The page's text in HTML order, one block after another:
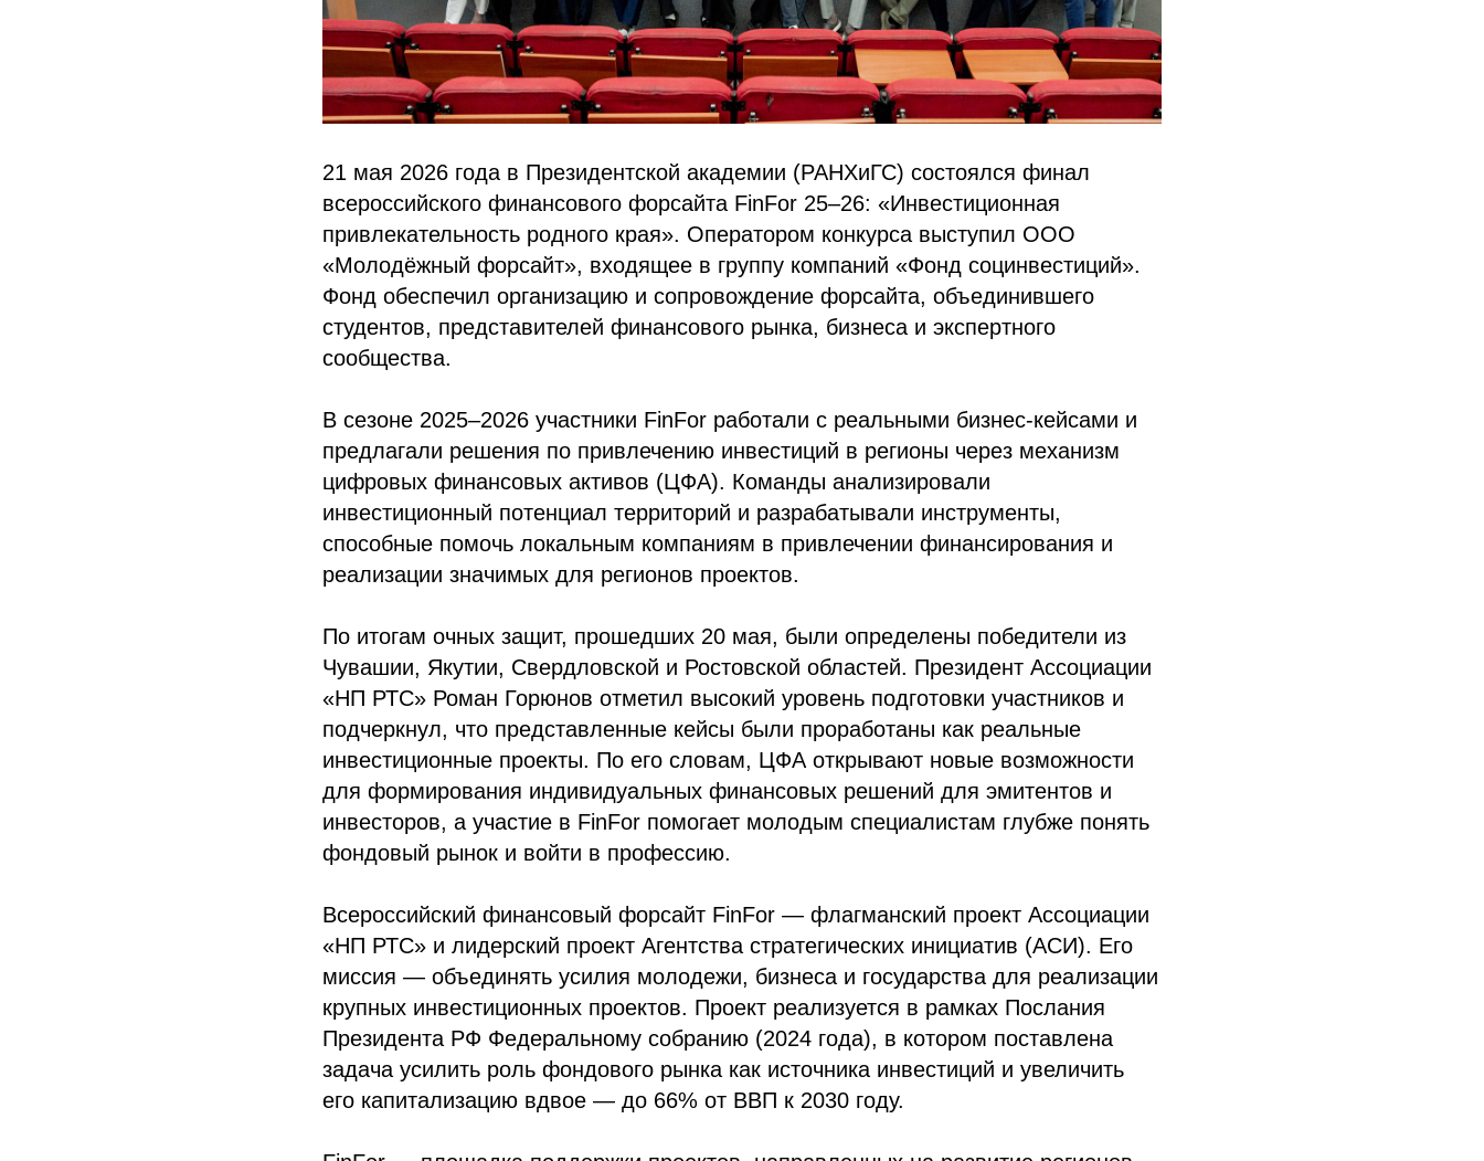
21 мая 2026 года в Президентской академии (РАНХиГС) состоялся финал
всероссийского финансового форсайта FinFor 25–26: «Инвестиционная
привлекательность родного края». Оператором конкурса выступил ООО
«Молодёжный форсайт», входящее в группу компаний «Фонд социнвестиций».
Фонд обеспечил организацию и сопровождение форсайта, объединившего
студентов, представителей финансового рынка, бизнеса и экспертного
сообщества.
В сезоне 2025–2026 участники FinFor работали с реальными бизнес-кейсами и
предлагали решения по привлечению инвестиций в регионы через механизм
цифровых финансовых активов (ЦФА). Команды анализировали
инвестиционный потенциал территорий и разрабатывали инструменты,
способные помочь локальным компаниям в привлечении финансирования и
реализации значимых для регионов проектов.
По итогам очных защит, прошедших 20 мая, были определены победители из
Чувашии, Якутии, Свердловской и Ростовской областей. Президент Ассоциации
«НП РТС» Роман Горюнов отметил высокий уровень подготовки участников и
подчеркнул, что представленные кейсы были проработаны как реальные
инвестиционные проекты. По его словам, ЦФА открывают новые возможности
для формирования индивидуальных финансовых решений для эмитентов и
инвесторов, а участие в FinFor помогает молодым специалистам глубже понять
фондовый рынок и войти в профессию.
Всероссийский финансовый форсайт FinFor — флагманский проект Ассоциации
«НП РТС» и лидерский проект Агентства стратегических инициатив (АСИ). Его
миссия — объединять усилия молодежи, бизнеса и государства для реализации
крупных инвестиционных проектов. Проект реализуется в рамках Послания
Президента РФ Федеральному собранию (2024 года), в котором поставлена
задача усилить роль фондового рынка как источника инвестиций и увеличить
его капитализацию вдвое — до 66% от ВВП к 2030 году.